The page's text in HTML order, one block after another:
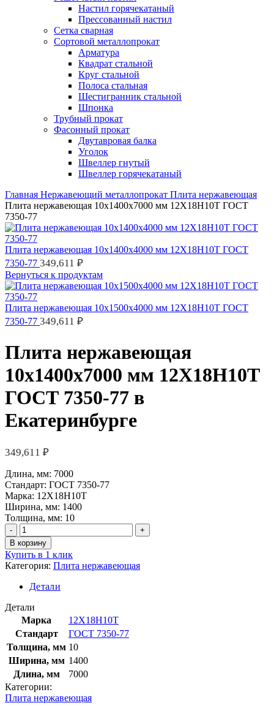
Настил горячекатаный
Прессованный настил
Сетка сварная
Сортовой металлопрокат
Арматура
Квадрат стальной
Круг стальной
Полоса стальная
Шестигранник стальной
Шпонка
Трубный прокат
Фасонный прокат
Двутавровая балка
Уголок
Швеллер гнутый
Швеллер горячекатаный
Главная Нержавеющий металлопрокат Плита нержавеющая
Плита нержавеющая 10х1400х7000 мм 12Х18Н10Т ГОСТ
7350-77
Плита нержавеющая 10х1400х4000 мм 12Х18Н10Т ГОСТ
7350-77 349,611 ₽
Вернуться к продуктам
Плита нержавеющая 10х1500х4000 мм 12Х18Н10Т ГОСТ
7350-77 349,611 ₽
Плита нержавеющая
10х1400х7000 мм 12Х18Н10Т
ГОСТ 7350-77 в
Екатеринбурге
349,611 ₽
Длина, мм: 7000
Стандарт: ГОСТ 7350-77
Марка: 12Х18Н10Т
Ширина, мм: 1400
Толщина, мм: 10
Количество
товара
Плита
нержавеющая
10х1400х7000
мм
12Х18Н10Т
ГОСТ
7350-
В корзину
Купить в 1 клик
Категория: Плита нержавеющая
Детали
Детали
Марка
12Х18Н10Т
Стандарт
ГОСТ 7350-77
Толщина, мм 10
Ширина, мм 1400
Длина, мм
7000
Категории:
Плита нержавеющая